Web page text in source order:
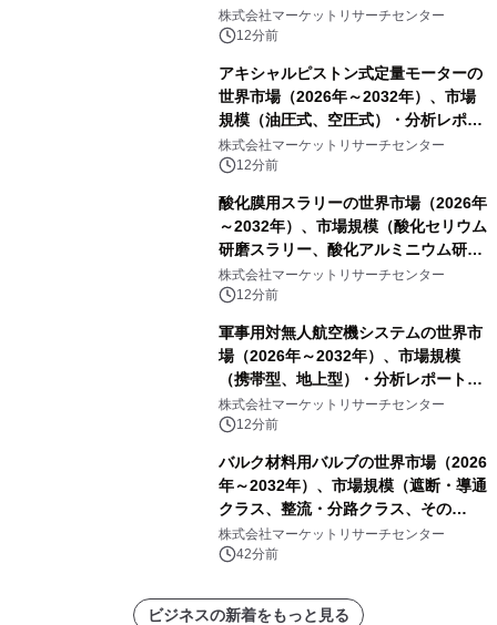
株式会社マーケットリサーチセンター
12分前
アキシャルピストン式定量モーターの
世界市場（2026年～2032年）、市場
規模（油圧式、空圧式）・分析レポー
トを発表
株式会社マーケットリサーチセンター
12分前
酸化膜用スラリーの世界市場（2026年
～2032年）、市場規模（酸化セリウム
研磨スラリー、酸化アルミニウム研磨
スラリー、その他）・分析レポートを
発表
株式会社マーケットリサーチセンター
12分前
軍事用対無人航空機システムの世界市
場（2026年～2032年）、市場規模
（携帯型、地上型）・分析レポートを
発表
株式会社マーケットリサーチセンター
12分前
バルク材料用バルブの世界市場（2026
年～2032年）、市場規模（遮断・導通
クラス、整流・分路クラス、その
他）・分析レポートを発表
株式会社マーケットリサーチセンター
42分前
ビジネスの新着をもっと見る